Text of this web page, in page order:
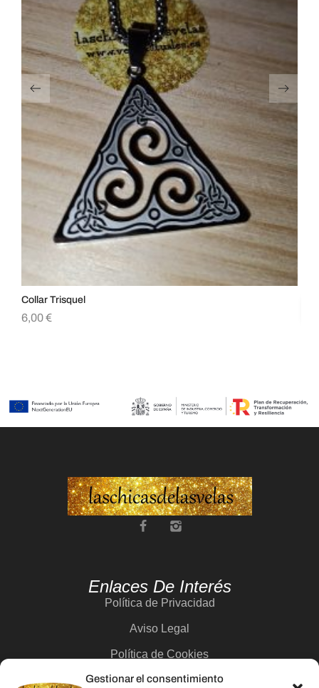
Gestionar el consentimiento
Collar Trisquel
6,00€
Enlaces De Interés
Política de Privacidad
Aviso Legal
Política de Cookies
Contacto